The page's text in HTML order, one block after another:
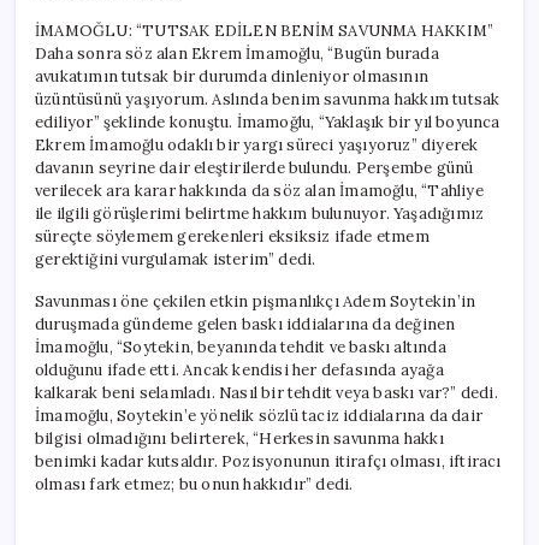
İMAMOĞLU: “TUTSAK EDİLEN BENİM SAVUNMA HAKKIM”
Daha sonra söz alan Ekrem İmamoğlu, “Bugün burada
avukatımın tutsak bir durumda dinleniyor olmasının
üzüntüsünü yaşıyorum. Aslında benim savunma hakkım tutsak
ediliyor” şeklinde konuştu. İmamoğlu, “Yaklaşık bir yıl boyunca
Ekrem İmamoğlu odaklı bir yargı süreci yaşıyoruz” diyerek
davanın seyrine dair eleştirilerde bulundu. Perşembe günü
verilecek ara karar hakkında da söz alan İmamoğlu, “Tahliye
ile ilgili görüşlerimi belirtme hakkım bulunuyor. Yaşadığımız
süreçte söylemem gerekenleri eksiksiz ifade etmem
gerektiğini vurgulamak isterim” dedi.
Savunması öne çekilen etkin pişmanlıkçı Adem Soytekin’in
duruşmada gündeme gelen baskı iddialarına da değinen
İmamoğlu, “Soytekin, beyanında tehdit ve baskı altında
olduğunu ifade etti. Ancak kendisi her defasında ayağa
kalkarak beni selamladı. Nasıl bir tehdit veya baskı var?” dedi.
İmamoğlu, Soytekin’e yönelik sözlü taciz iddialarına da dair
bilgisi olmadığını belirterek, “Herkesin savunma hakkı
benimki kadar kutsaldır. Pozisyonunun itirafçı olması, iftiracı
olması fark etmez; bu onun hakkıdır” dedi.